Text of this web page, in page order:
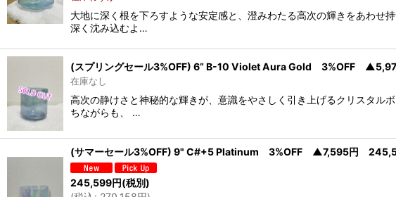
大地に深く根を下ろすような安定感と、澄みわたる高次の輝きをあわせ
深く沈み込むよ…
(スプリングセール3%OFF) 6” B-10 Violet Aura Gold 3%OFF
在庫なし
高次の静けさと神秘的な輝きが、意識をやさしく引き上げるクリスタル
ちながらも、 …
(サマーセール3%OFF) 9" C#+5 Platinum 3%OFF ▲7,595円
245,599円(税別)